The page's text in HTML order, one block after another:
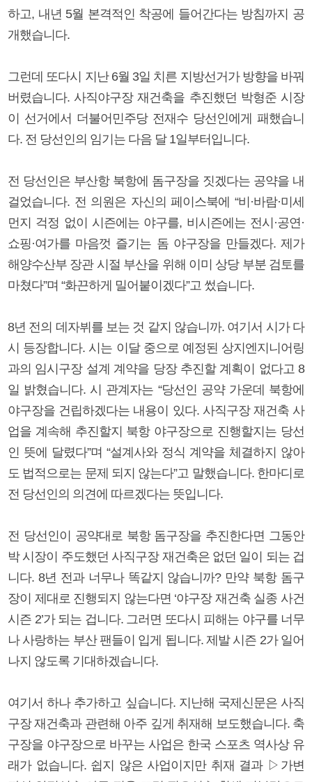
하고, 내년 5월 본격적인 착공에 들어간다는 방침까지 공
개했습니다.
그런데 또다시 지난 6월 3일 치른 지방선거가 방향을 바꿔
버렸습니다. 사직야구장 재건축을 추진했던 박형준 시장
이 선거에서 더불어민주당 전재수 당선인에게 패했습니
다. 전 당선인의 임기는 다음 달 1일부터입니다.
전 당선인은 부산항 북항에 돔구장을 짓겠다는 공약을 내
걸었습니다. 전 의원은 자신의 페이스북에 “비·바람·미세
먼지 걱정 없이 시즌에는 야구를, 비시즌에는 전시·공연·
쇼핑·여가를 마음껏 즐기는 돔 야구장을 만들겠다. 제가
해양수산부 장관 시절 부산을 위해 이미 상당 부분 검토를
마쳤다”며 “화끈하게 밀어붙이겠다”고 썼습니다.
8년 전의 데자뷔를 보는 것 같지 않습니까. 여기서 시가 다
시 등장합니다. 시는 이달 중으로 예정된 상지엔지니어링
과의 임시구장 설계 계약을 당장 추진할 계획이 없다고 8
일 밝혔습니다. 시 관계자는 “당선인 공약 가운데 북항에
야구장을 건립하겠다는 내용이 있다. 사직구장 재건축 사
업을 계속해 추진할지 북항 야구장으로 진행할지는 당선
인 뜻에 달렸다”며 “설계사와 정식 계약을 체결하지 않아
도 법적으로는 문제 되지 않는다”고 말했습니다. 한마디로
전 당선인의 의견에 따르겠다는 뜻입니다.
전 당선인이 공약대로 북항 돔구장을 추진한다면 그동안
박 시장이 주도했던 사직구장 재건축은 없던 일이 되는 겁
니다. 8년 전과 너무나 똑같지 않습니까? 만약 북항 돔구
장이 제대로 진행되지 않는다면 ‘야구장 재건축 실종 사건
시즌 2’가 되는 겁니다. 그러면 또다시 피해는 야구를 너무
나 사랑하는 부산 팬들이 입게 됩니다. 제발 시즌 2가 일어
나지 않도록 기대하겠습니다.
여기서 하나 추가하고 싶습니다. 지난해 국제신문은 사직
구장 재건축과 관련해 아주 깊게 취재해 보도했습니다. 축
구장을 야구장으로 바꾸는 사업은 한국 스포츠 역사상 유
래가 없습니다. 쉽지 않은 사업이지만 취재 결과 ▷가변